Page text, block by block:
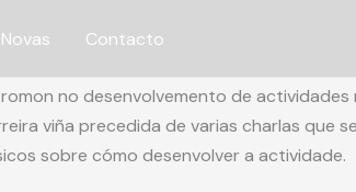
Novas Contacto
no desenvolvemento de
viña precedida de varias charlas que
sobre cómo desenvolver a actividade.